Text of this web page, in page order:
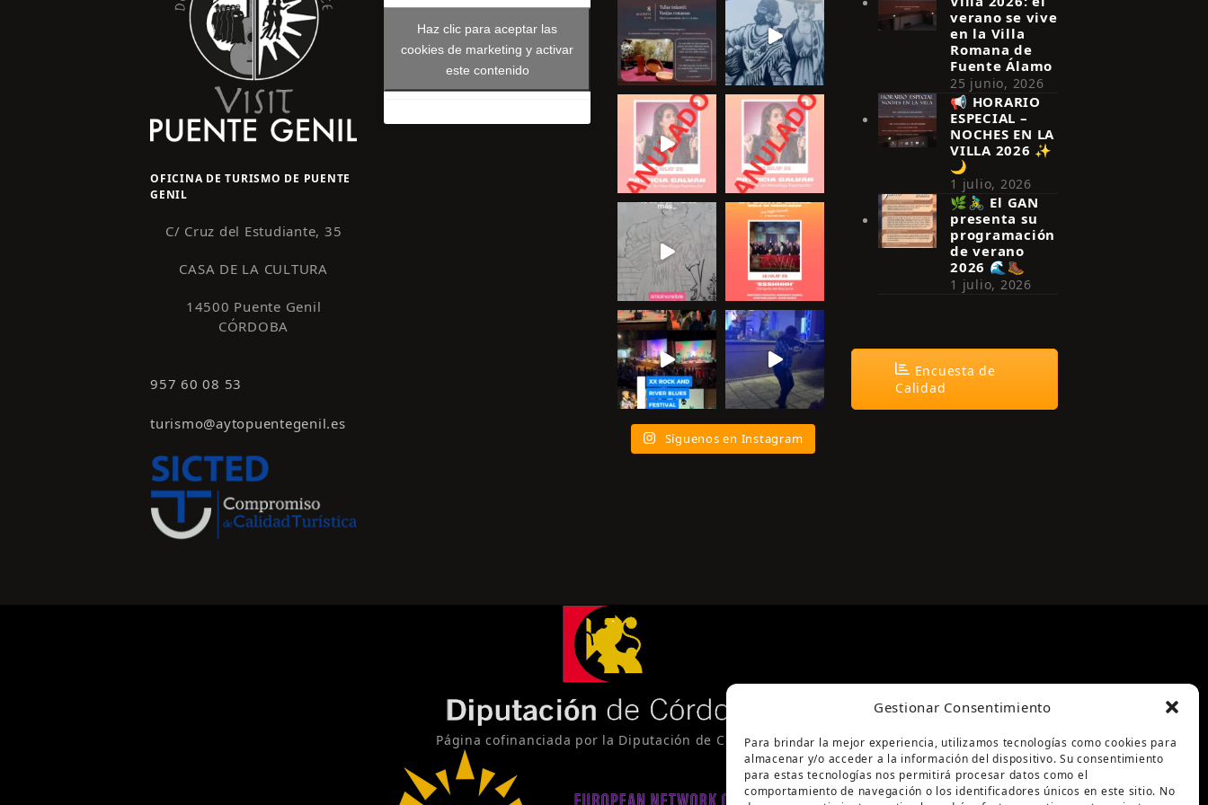
Gestionar Consentimiento
Para brindar la mejor experiencia, utilizamos tecnologías como cookies para
almacenar y/o acceder a la información del dispositivo. Su consentimiento
para estas tecnologías nos permitirá procesar datos como el
comportamiento de navegación o los identificadores únicos en este sitio. No
OFICINA DE TURISMO DE PUENTE
GENIL
C/ Cruz del Estudiante, 35
CASA DE LA CULTURA
14500 Puente Genil
CÓRDOBA
957 60 08 53
turismo@aytopuentegenil.es
Haz clic para aceptar las
cookies de marketing y activar
este contenido
Síguenos en Instagram
verano se vive
en la Villa
Romana de
Fuente Álamo
25 junio, 2026
📢 HORARIO
ESPECIAL –
NOCHES EN LA
VILLA 2026 ✨
🌙
1 julio, 2026
🌿🚴‍♂️ El GAN
presenta su
programación
de verano
2026 🌊🥾
1 julio, 2026
Encuesta de
Calidad
Página cofinanciada por la Diputación de Córdoba